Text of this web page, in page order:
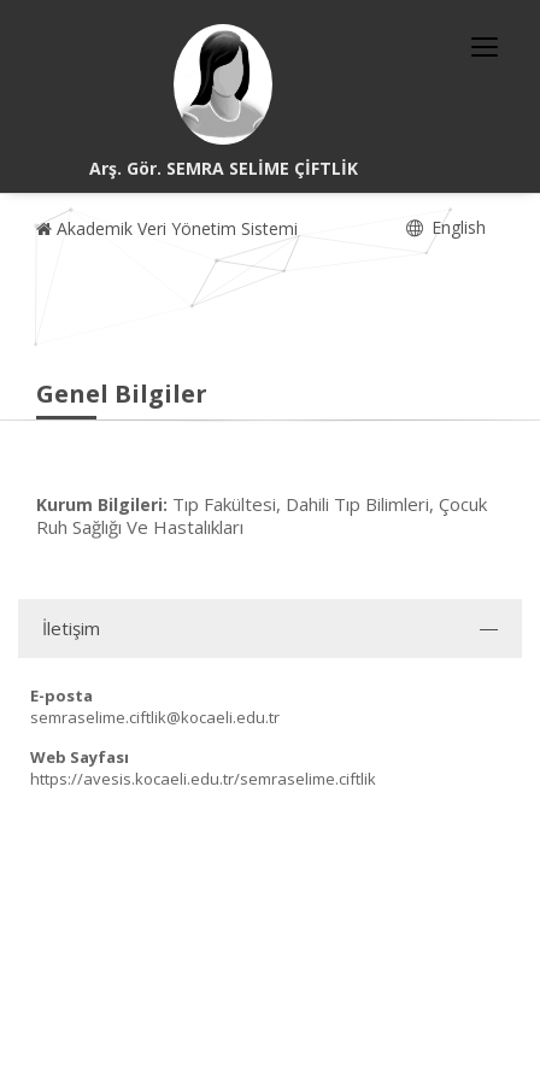
Arş. Gör. SEMRA SELİME ÇİFTLİK
Akademik Veri Yönetim Sistemi English
Genel Bilgiler
Kurum Bilgileri: Tıp Fakültesi, Dahili Tıp Bilimleri, Çocuk
Ruh Sağlığı Ve Hastalıkları
İletişim
E-posta
semraselime.ciftlik@kocaeli.edu.tr
Web Sayfası
https://avesis.kocaeli.edu.tr/semraselime.ciftlik